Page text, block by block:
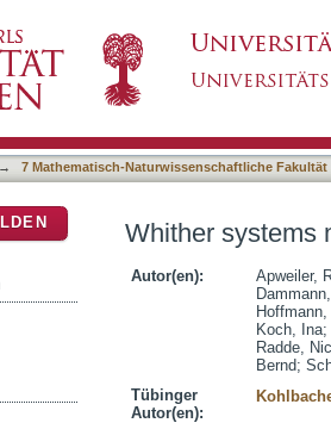
→ 7 Mathematisch-Naturwissenschaftliche Fakultät
Whither systems
Autor(en):
Apweiler,
Koch, Ina;
Radde,
Bernd;
Tübinger
Autor(en):